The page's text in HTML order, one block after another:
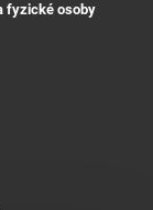
fyzické osoby